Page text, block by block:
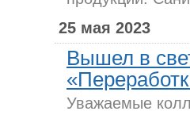
25 мая 2023
Вышел в
Уважаемые